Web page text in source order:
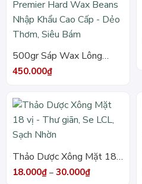
500gr Sáp Wax Lông
Premier Hard Wax Beans
Thơm, Siêu Bám
450.000₫
Thảo Dược Xông Mặt 18
vị – Thư giãn, Se LCL, Sạch
18.000₫ – 30.000₫Khoảng